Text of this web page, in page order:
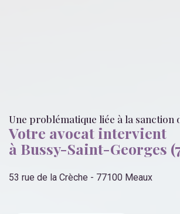
Une problématique liée à la sanction
Votre avocat intervient
à Bussy-Saint-Georges
53 rue de la Crèche - 77100 Meaux